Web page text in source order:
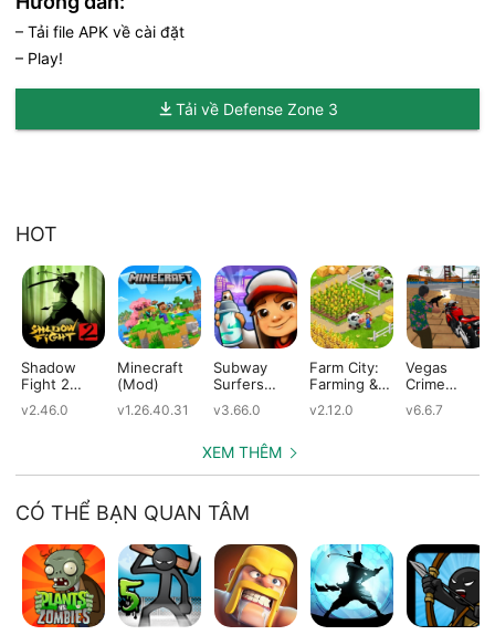
– Tải file APK về cài đặt
– Play!
Tải về Defense Zone 3
HOT
Shadow
Fight 2
v2.46.0
Minecraft
(Mod)
v1.26.40.31
Subway
Surfers
v3.66.0
Farm City:
Farming &
(Mod)
v2.12.0
Vegas
Crime
(Mod)
v6.6.7
XEM THÊM
CÓ THỂ BẠN QUAN TÂM